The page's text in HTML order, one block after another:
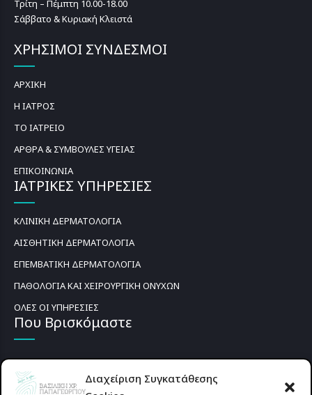
Διαχείριση Συγκατάθεσης
Τρίτη – Πέμπτη 10.00-18.00
Σάββατο & Κυριακή Κλειστά
ΧΡΗΣΙΜΟΙ ΣΥΝΔΕΣΜΟΙ
ΑΡΧΙΚΗ
Η ΙΑΤΡΟΣ
ΤΟ ΙΑΤΡΕΙΟ
ΑΡΘΡΑ & ΣΥΜΒΟΥΛΕΣ ΥΓΕΙΑΣ
ΕΠΙΚΟΙΝΩΝΙΑ
ΙΑΤΡΙΚΕΣ ΥΠΗΡΕΣΙΕΣ
ΚΛΙΝΙΚΗ ΔΕΡΜΑΤΟΛΟΓΙΑ
ΑΙΣΘΗΤΙΚΗ ΔΕΡΜΑΤΟΛΟΓΙΑ
ΕΠΕΜΒΑΤΙΚΗ ΔΕΡΜΑΤΟΛΟΓΙΑ
ΠΑΘΟΛΟΓΙΑ ΚΑΙ ΧΕΙΡΟΥΡΓΙΚΗ ΟΝΥΧΩΝ
ΟΛΕΣ ΟΙ ΥΠΗΡΕΣΙΕΣ
Που Βρισκόμαστε